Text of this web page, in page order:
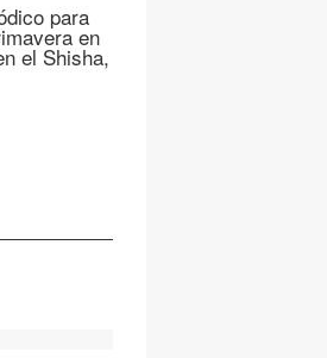
para
en
el Shisha,